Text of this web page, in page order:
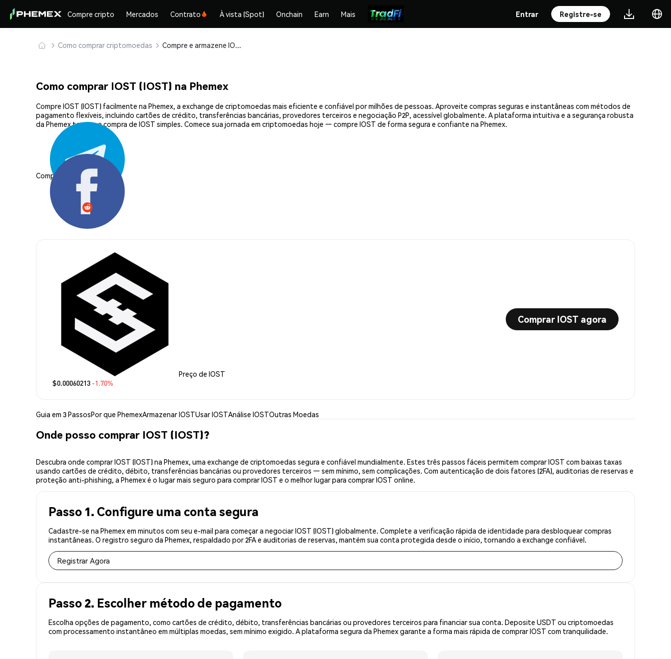
Compre cripto Mercados Contrato À vista (Spot) Onchain Earn Mais Entrar Registre-se
Como comprar criptomoedas Compre e armazene IOST (IOST) com segurança
Como comprar IOST (IOST) na Phemex
Compre IOST (IOST) facilmente na Phemex, a exchange de criptomoedas mais eficiente e confiável por milhões de pessoas. Aproveite compras seguras e instantâneas com métodos de
pagamento flexíveis, incluindo cartões de crédito, transferências bancárias, provedores terceiros e negociação P2P, acessível globalmente. A plataforma intuitiva e a segurança robusta
da Phemex tornam a compra de IOST simples. Comece sua jornada em criptomoedas hoje — compre IOST de forma segura e confiante na Phemex.
Compartilhar:
Preço de IOST
$0.00060213 -1.70%
Comprar IOST agora
Guia em 3 PassosPor que PhemexArmazenar IOSTUsar IOSTAnálise IOSTOutras Moedas
Onde posso comprar IOST (IOST)?
Descubra onde comprar IOST (IOST) na Phemex, uma exchange de criptomoedas segura e confiável mundialmente. Estes três passos fáceis permitem comprar IOST com baixas taxas
usando cartões de crédito, débito, transferências bancárias ou provedores terceiros — sem mínimo, sem complicações. Com autenticação de dois fatores (2FA), auditorias de reservas e
proteção anti-phishing, a Phemex é o lugar mais seguro para comprar IOST e o melhor lugar para comprar IOST online.
Passo 1. Configure uma conta segura
Cadastre-se na Phemex em minutos com seu e-mail para começar a negociar IOST (IOST) globalmente. Complete a verificação rápida de identidade para desbloquear compras
instantâneas. O registro seguro da Phemex, respaldado por 2FA e auditorias de reservas, mantém sua conta protegida desde o início, tornando a exchange confiável.
Registrar Agora
Passo 2. Escolher método de pagamento
Escolha opções de pagamento, como cartões de crédito, débito, transferências bancárias ou provedores terceiros para financiar sua conta. Deposite USDT ou criptomoedas
com processamento instantâneo em múltiplas moedas, sem mínimo exigido. A plataforma segura da Phemex garante a forma mais rápida de comprar IOST com tranquilidade.